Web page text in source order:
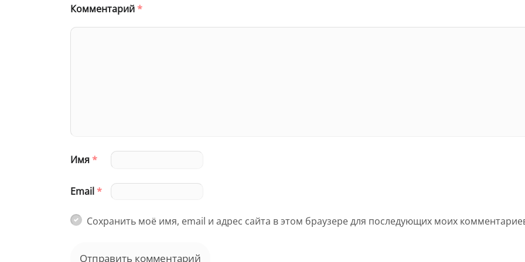
Комментарий*
Имя*
Email*
Сохранить моё имя, email и адрес сайта в этом браузере для последующих моих